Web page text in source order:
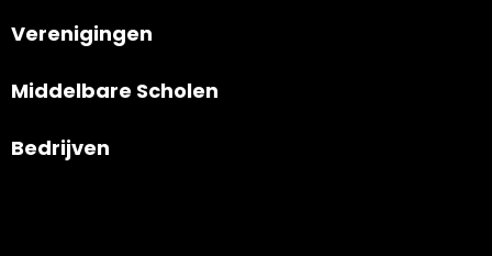
Verenigingen
Middelbare Scholen
Bedrijven